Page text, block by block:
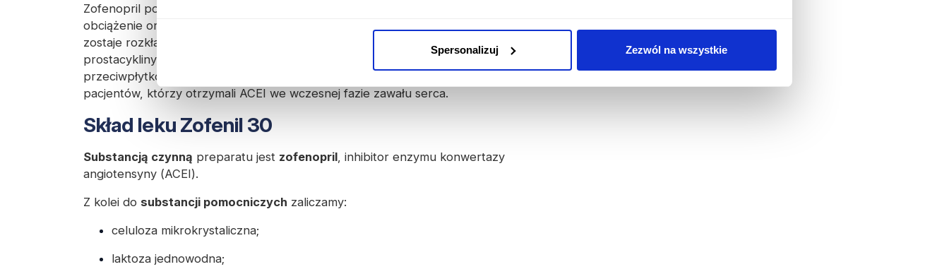
Spersonalizuj Zezwól na wszystkie
Zofenopril poprawia także funkcję skurczową i rozkurczową serca, zmniejsza jego
obciążenie oraz hamuje powstawanie zmian w strukturze serca i naczyń. Zablokowany
zostaje rozkład bradykininy, co prowadzi do zwiększenia stężenia tlenku azotu i
prostacykliny, obniżenia stężenia fibrynogenu oraz zwiększenia działania
przeciwpłytkowego. Dzięki temu udowodnione zostało zmniejszenie śmiertelności u
pacjentów, którzy otrzymali ACEI we wczesnej fazie zawału serca.
Skład leku Zofenil 30
Substancją czynną preparatu jest zofenopril, inhibitor enzymu konwertazy
angiotensyny (ACEI).
Z kolei do substancji pomocniczych zaliczamy:
celuloza mikrokrystaliczna;
laktoza jednowodna;